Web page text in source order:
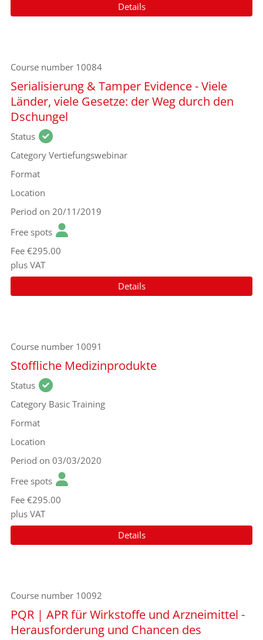
Details
Course number 10084
Serialisierung & Tamper Evidence - Viele
Länder, viele Gesetze: der Weg durch den
Dschungel
Status
Category Vertiefungswebinar
Format
Location
Period on 20/11/2019
Free spots
Fee €295.00
plus VAT
Details
Course number 10091
Stoffliche Medizinprodukte
Status
Category Basic Training
Format
Location
Period on 03/03/2020
Free spots
Fee €295.00
plus VAT
Details
Course number 10092
PQR | APR für Wirkstoffe und Arzneimittel -
Herausforderung und Chancen des